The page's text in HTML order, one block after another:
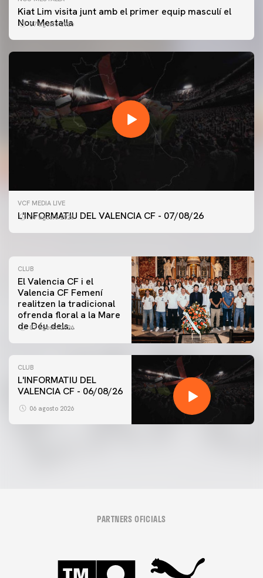
Kiat Lim visita junt amb el primer equip masculí el
Nou Mestalla
07 agosto 2026
VCF MEDIA LIVE
L'INFORMATIU DEL VALENCIA CF - 07/08/26
07 agosto 2026
PRIMER EQUIP
ENTRENAMENT DEL VALENCIA CF 7/8/2026
CLUB
El Valencia CF i el
Valencia CF Femení
realitzen la tradicional
ofrenda floral a la Mare
de Déu dels
07 agosto 2026
CLUB
L'INFORMATIU DEL
VALENCIA CF - 06/08/26
06 agosto 2026
PRIMER EQUIP
ENTRENAMENT DEL VALENCIA CF 6/8/2026
PARTNERS OFICIALS